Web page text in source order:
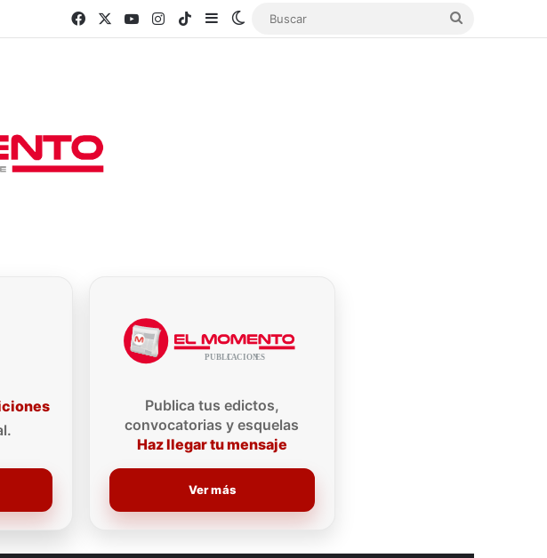
FacebookYouTubeInstagram
TikTokSidebarSwitch skin Buscar
Publica tus edictos,
convocatorias y esquelas
Haz llegar tu mensaje
Ver más